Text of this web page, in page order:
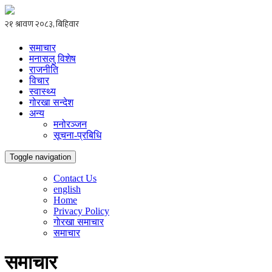
समाचार
मनासलु विशेष
राजनीति
विचार
स्वास्थ्य
गोरखा सन्देश
अन्य
मनोरञ्जन
सूचना-प्रबिधि
Toggle navigation
Contact Us
english
Home
Privacy Policy
गाेरखा समाचार
समाचार
समाचार